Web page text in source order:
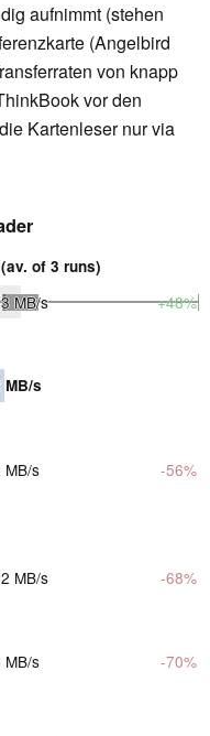
aufnimmt (stehen
(Angelbird
von knapp
vor den
Kartenleser nur via
of 3 runs)
MB/s +48%
MB/s
MB/s -56%
MB/s -68%
MB/s -70%